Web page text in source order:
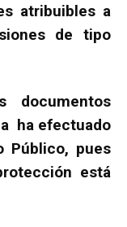
atribuibles a
de tipo
documentos
ha efectuado
Público, pues
está